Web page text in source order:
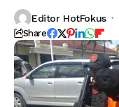
Editor HotFokus
Share